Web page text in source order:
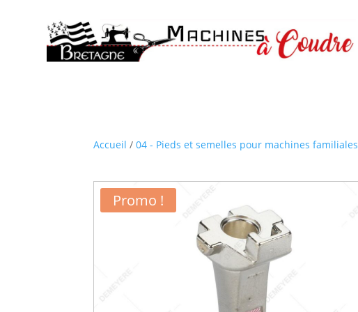
Accueil /04 - Pieds et semelles pour machines familiales
Promo !